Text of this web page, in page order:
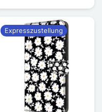
Expresszustellung